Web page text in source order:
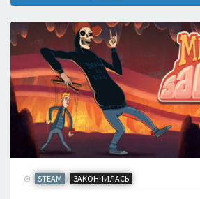
STEAM / ЗАКОНЧИЛАСЬ